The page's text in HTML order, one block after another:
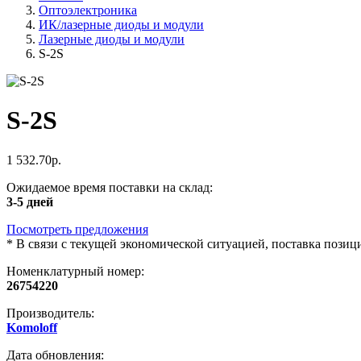
Оптоэлектроника
ИК/лазерные диоды и модули
Лазерные диоды и модули
S-2S
S-2S
1 532.70р.
Ожидаемое время поставки на склад:
3-5 дней
Посмотреть предложения
* В связи с текущей экономической ситуацией, поставка
Номенклатурный номер:
26754220
Производитель:
Komoloff
Дата обновления: